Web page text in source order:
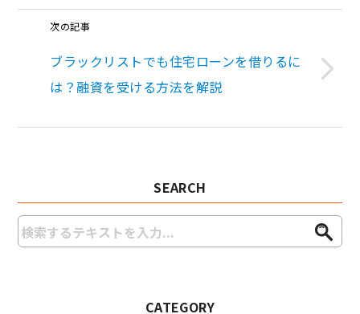
次の記事
ブラックリストでも住宅ローンを借りるに
は？融資を受ける方法を解説
SEARCH
CATEGORY